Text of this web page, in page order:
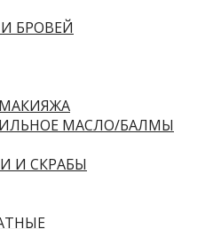
БРОВЕЙ
МАСЛО/БАЛМЫ
И СКРАБЫ